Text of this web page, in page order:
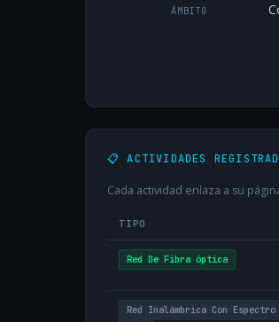
ÁMBITO
📋 ACTIVIDADES
Cada actividad enlaza a su
TIPO
Red De Fibra óptica
Red Inalámbrica Con Espectro